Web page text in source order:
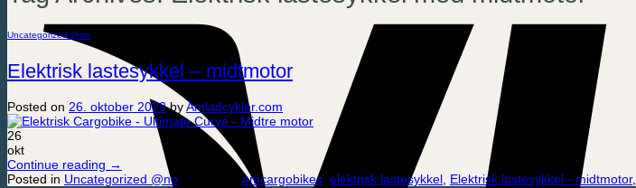
Uncategorized @no
Elektrisk lastesykkel – midtmotor
Posted on 26. oktober 2023 byAmladcykler.com
26
okt
Continue reading →
Posted in Uncategorized @no amcargobikes elektrisk lastesykkel, Elektrisk lastesykkel - midtmotor,